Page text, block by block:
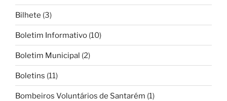
Bilhete (3)
Boletim Informativo (10)
Boletim Municipal (2)
Boletins (11)
Bombeiros Voluntários de Santarém (1)